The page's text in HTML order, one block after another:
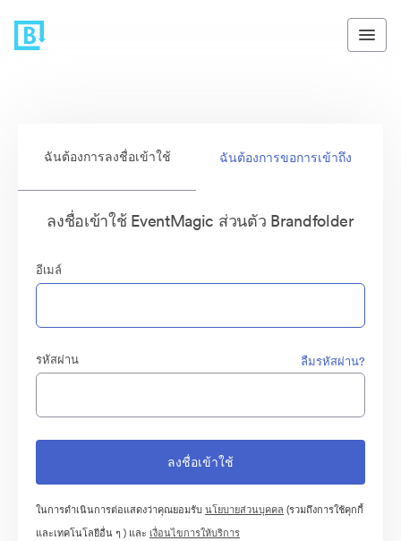
ฉันต้องการลงชื่อเข้าใช้ ฉันต้องการขอการเข้าถึง
ลงชื่อเข้าใช้ EventMagic ส่วนตัว Brandfolder
อีเมล์
รหัสผ่าน ลืมรหัสผ่าน?
ในการดำเนินการต่อแสดงว่าคุณยอมรับนโยบายส่วนบุคคล (รวมถึงการใช้คุกกี้
และเทคโนโลยีอื่น ๆ ) และ เงื่อนไขการให้บริการ